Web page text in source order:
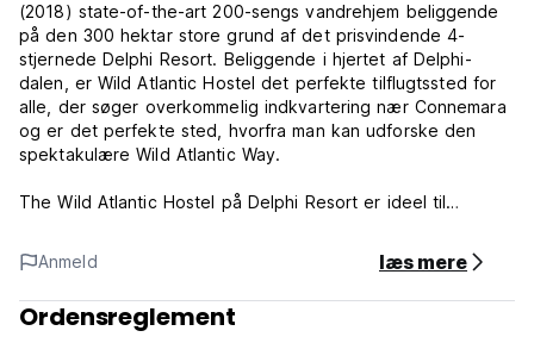
(2018) state-of-the-art 200-sengs vandrehjem beliggende
på den 300 hektar store grund af det prisvindende 4-
stjernede Delphi Resort. Beliggende i hjertet af Delphi-
dalen, er Wild Atlantic Hostel det perfekte tilflugtssted for
alle, der søger overkommelig indkvartering nær Connemara
og er det perfekte sted, hvorfra man kan udforske den
spektakulære Wild Atlantic Way.
The Wild Atlantic Hostel på Delphi Resort er ideel til
og mere, med alt det ekstra for at gøre din ferie
spændende, afslappende og eventyrlig. Vores afslappende
lounger, bibliotek, spa, café, restaurant og bar er alle
designet til at indfange den betagende bjergudsigt, som
Anmeld læs mere
Ordensreglement